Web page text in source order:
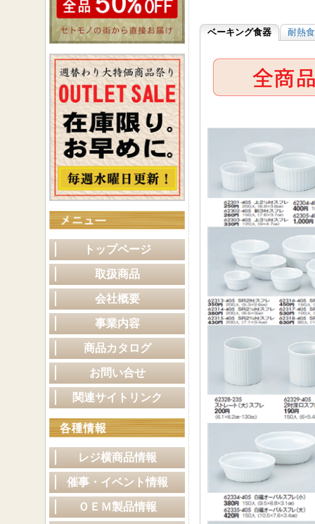
ベーキング食器 耐熱
トップページ
取扱商品
会社概要
事業内容
商品カタログ
お問い合せ
関連サイトリンク
レジ横商品情報
催事・イベント情報
ＯＥＭ製品情報